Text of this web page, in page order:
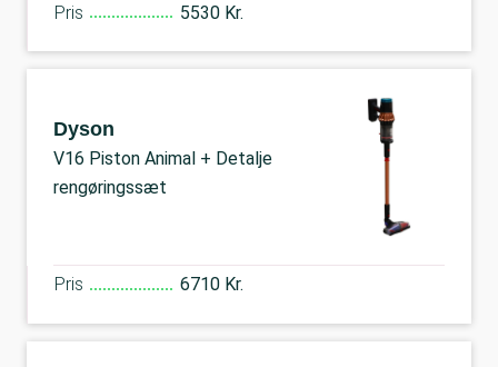
Pris 5530 Kr.
Dyson
V16 Piston Animal + Detalje
rengøringssæt
Pris 6710 Kr.